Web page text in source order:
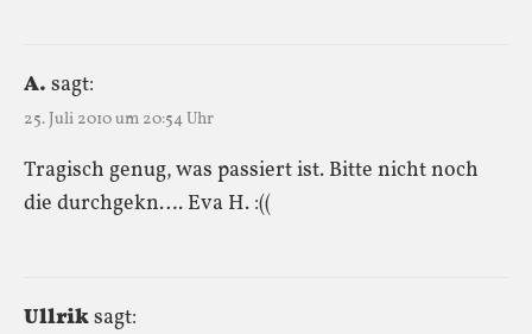
A. sagt:
25. Juli 2010 um 20:54 Uhr
Tragisch genug, was passiert ist. Bitte nicht noch
die durchgekn…. Eva H. :((
Ullriksagt: